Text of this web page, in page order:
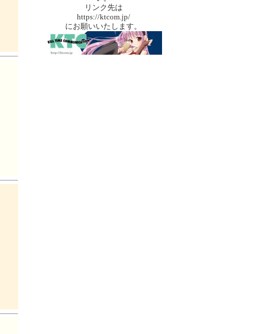
リンク先は
https://ktcom.jp/
にお願いいたします。